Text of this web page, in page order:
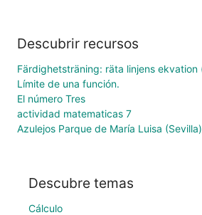
Descubrir recursos
Límite de una función.
El número Tres
actividad matematicas 7
Azulejos Parque de María Luisa (Sevilla)
Descubre temas
Cálculo